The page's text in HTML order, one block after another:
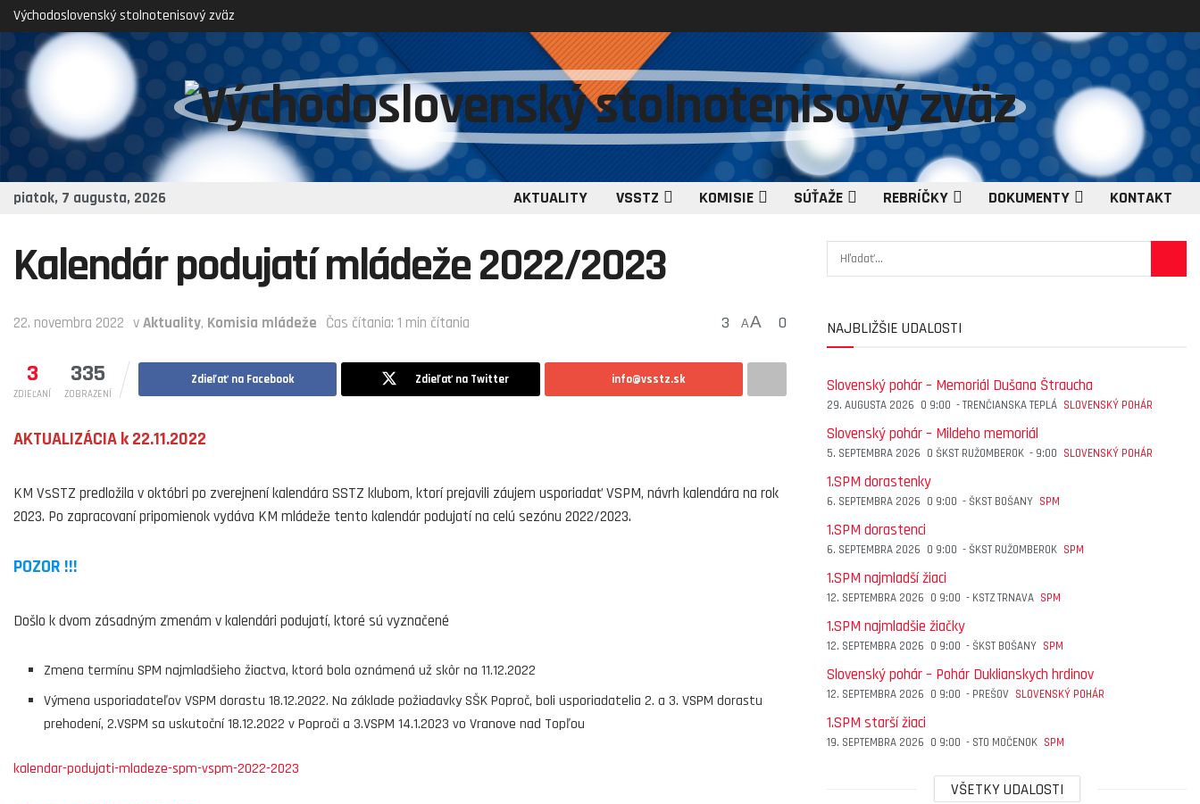
Východoslovenský stolnotenisový zväz
piatok, 7 augusta, 2026 AKTUALITY VSSTZ KOMISIE SÚŤAŽE REBRÍČKY DOKUMENTY KONTAKT
Kalendár podujatí mládeže 2022/2023
22. novembra 2022 vAktuality, Komisia mládeže Čas čítania: 1 min čítania 3 AA 0
3
ZDIEĽANÍ
335
ZOBRAZENÍ
Zdieľať na Facebook Zdieľať na Twitter info@vsstz.sk
AKTUALIZÁCIA k 22.11.2022
KM VsSTZ predložila v októbri po zverejnení kalendára SSTZ klubom, ktorí prejavili záujem usporiadať VSPM, návrh kalendára na rok
2023. Po zapracovaní pripomienok vydáva KM mládeže tento kalendár podujatí na celú sezónu 2022/2023.
POZOR !!!
Došlo k dvom zásadným zmenám v kalendári podujatí, ktoré sú vyznačené
Zmena termínu SPM najmladšieho žiactva, ktorá bola oznámená už skôr na 11.12.2022
Výmena usporiadateľov VSPM dorastu 18.12.2022. Na základe požiadavky SŠK Poproč, boli usporiadatelia 2. a 3. VSPM dorastu
prehodení, 2.VSPM sa uskutoční 18.12.2022 v Poproči a 3.VSPM 14.1.2023 vo Vranove nad Topľou
kalendar-podujati-mladeze-spm-vspm-2022-2023
NAJBLIŽŠIE UDALOSTI
Slovenský pohár – Memoriál Dušana Štraucha
29. AUGUSTA 2026 O 9:00 -TRENČIANSKA TEPLÁ SLOVENSKÝ POHÁR
Slovenský pohár – Mildeho memoriál
5. SEPTEMBRA 2026 O ŠKST RUŽOMBEROK - 9:00 SLOVENSKÝ POHÁR
1.SPM dorastenky
6. SEPTEMBRA 2026 O 9:00 - ŠKST BOŠANY SPM
1.SPM dorastenci
6. SEPTEMBRA 2026 O 9:00 - ŠKST RUŽOMBEROK SPM
1.SPM najmladší žiaci
12. SEPTEMBRA 2026 O 9:00 - KSTZ TRNAVA SPM
1.SPM najmladšie žiačky
12. SEPTEMBRA 2026 O 9:00 - ŠKST BOŠANY SPM
Slovenský pohár – Pohár Duklianskych hrdinov
12. SEPTEMBRA 2026 O 9:00 - PREŠOV SLOVENSKÝ POHÁR
1.SPM starší žiaci
19. SEPTEMBRA 2026 O 9:00 - STO MOČENOK SPM
VŠETKY UDALOSTI